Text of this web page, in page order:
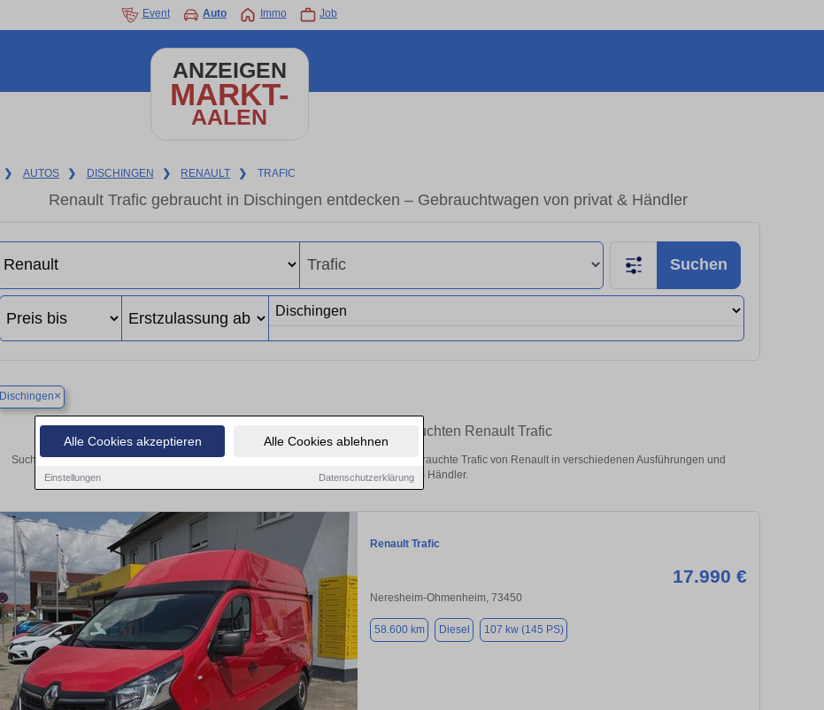
Alle Cookies akzeptieren Alle Cookies ablehnen
Einstellungen Datenschutzerklärung
Event Auto Immo Job
ANZEIGEN
MARKT-
AALEN
❯ AUTOS ❯ DISCHINGEN ❯ RENAULT ❯ TRAFIC
Renault Trafic gebraucht in Dischingen entdecken – Gebrauchtwagen von privat & Händler
Suchen
Dischingen×
Finden Sie in Dischingen Ihren gebrauchten Renault Trafic
Suchen Sie in Dischingen einen Renault Trafic Gebrauchtwagen? Entdecken Sie gebrauchte Trafic von Renault in verschiedenen Ausführungen und
Preisklassen von privat und vom Händler.
Renault Trafic
17.990 €
Neresheim-Ohmenheim, 73450
58.600 km Diesel 107 kw (145 PS)